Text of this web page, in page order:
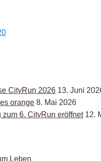
CityRun 2026 13. Juni
orange 8. Mai 2026
zum 6. CityRun eröffnet 12.